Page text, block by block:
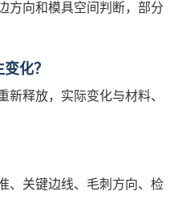
方向和模具空间判断，部分
化？
新释放，实际变化与材料、
、关键边线、毛刺方向、检